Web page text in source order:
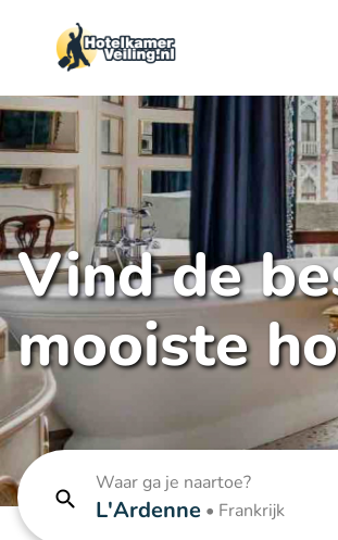
Vind de
mooiste
Waar ga je naartoe?
L'Ardenne • Frankrijk